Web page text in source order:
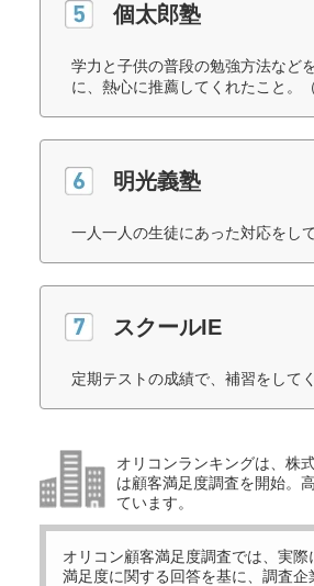
個太郎塾
学力と子供の普段の勉強方法など
に、熱心に推薦してくれたこと。
明光義塾
一人一人の生徒にあった対応をし
スクールIE
定期テストの成績で、補習をして
オリコンランキングは、株
は顧客満足度調査を開始。
ています。
オリコン顧客満足度調査では、実際
満足度に関する回答を基に、調査企